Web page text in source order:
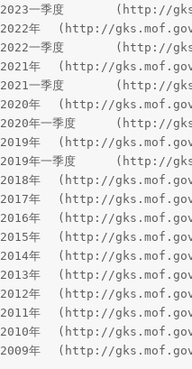
2023一季度	(http://gks.mof.gov.cn/tongjishuju/202304/t20230417_3879297.htm)
2022年	(http://gks.mof.gov.cn/tongjishuju/202301/t20230130_3864368.htm)
2022一季度	(http://gks.mof.gov.cn/tongjishuju/202204/t20220420_3804357.htm)
2021年	(http://gks.mof.gov.cn/tongjishuju/202201/t20220128_3785692.htm)
2021一季度	(http://gks.mof.gov.cn/tongjishuju/202104/t20210421_3689433.htm)
2020年	(http://gks.mof.gov.cn/tongjishuju/202101/t20210128_3650522.htm)
2020年一季度	(http://gks.mof.gov.cn/tongjishuju/202004/t20200420_3501077.htm)
2019年	(http://gks.mof.gov.cn/tongjishuju/202002/t20200210_3467695.htm)
2019年一季度	(http://gks.mof.gov.cn/tongjishuju/201904/t20190416_3226133.htm)
2018年	(http://gks.mof.gov.cn/tongjishuju/201901/t20190123_3131221.htm)
2017年	(http://gks.mof.gov.cn/tongjishuju/201801/t20180125_2800116.htm)
2016年	(http://gks.mof.gov.cn/tongjishuju/201701/t20170123_2526014.htm)
2015年	(http://gks.mof.gov.cn/tongjishuju/201601/t20160129_1661457.htm)
2014年	(http://gks.mof.gov.cn/tongjishuju/201501/t20150130_1186487.htm)
2013年	(http://gks.mof.gov.cn/tongjishuju/201401/t20140123_1038541.htm)
2012年	(http://gks.mof.gov.cn/tongjishuju/201301/t20130122_729462.htm)
2011年	(http://gks.mof.gov.cn/tongjishuju/201201/t20120120_624316.htm)
2010年	(http://gks.mof.gov.cn/tongjishuju/201101/t20110120_421479.htm)
2009年	(http://